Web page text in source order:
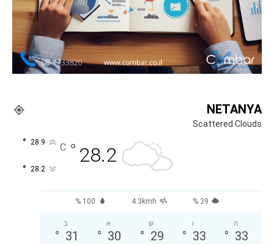
NETANYA
Scattered Clouds
28.2
°
C
28.9
°
28.2
°
100 % 4.3kmh 39 %
ה
33
°
ו
33
°
ש
29
°
א
30
°
ב
31
°